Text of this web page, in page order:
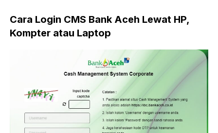
Cara Login CMS Bank Aceh Lewat HP,
Kompter atau Laptop